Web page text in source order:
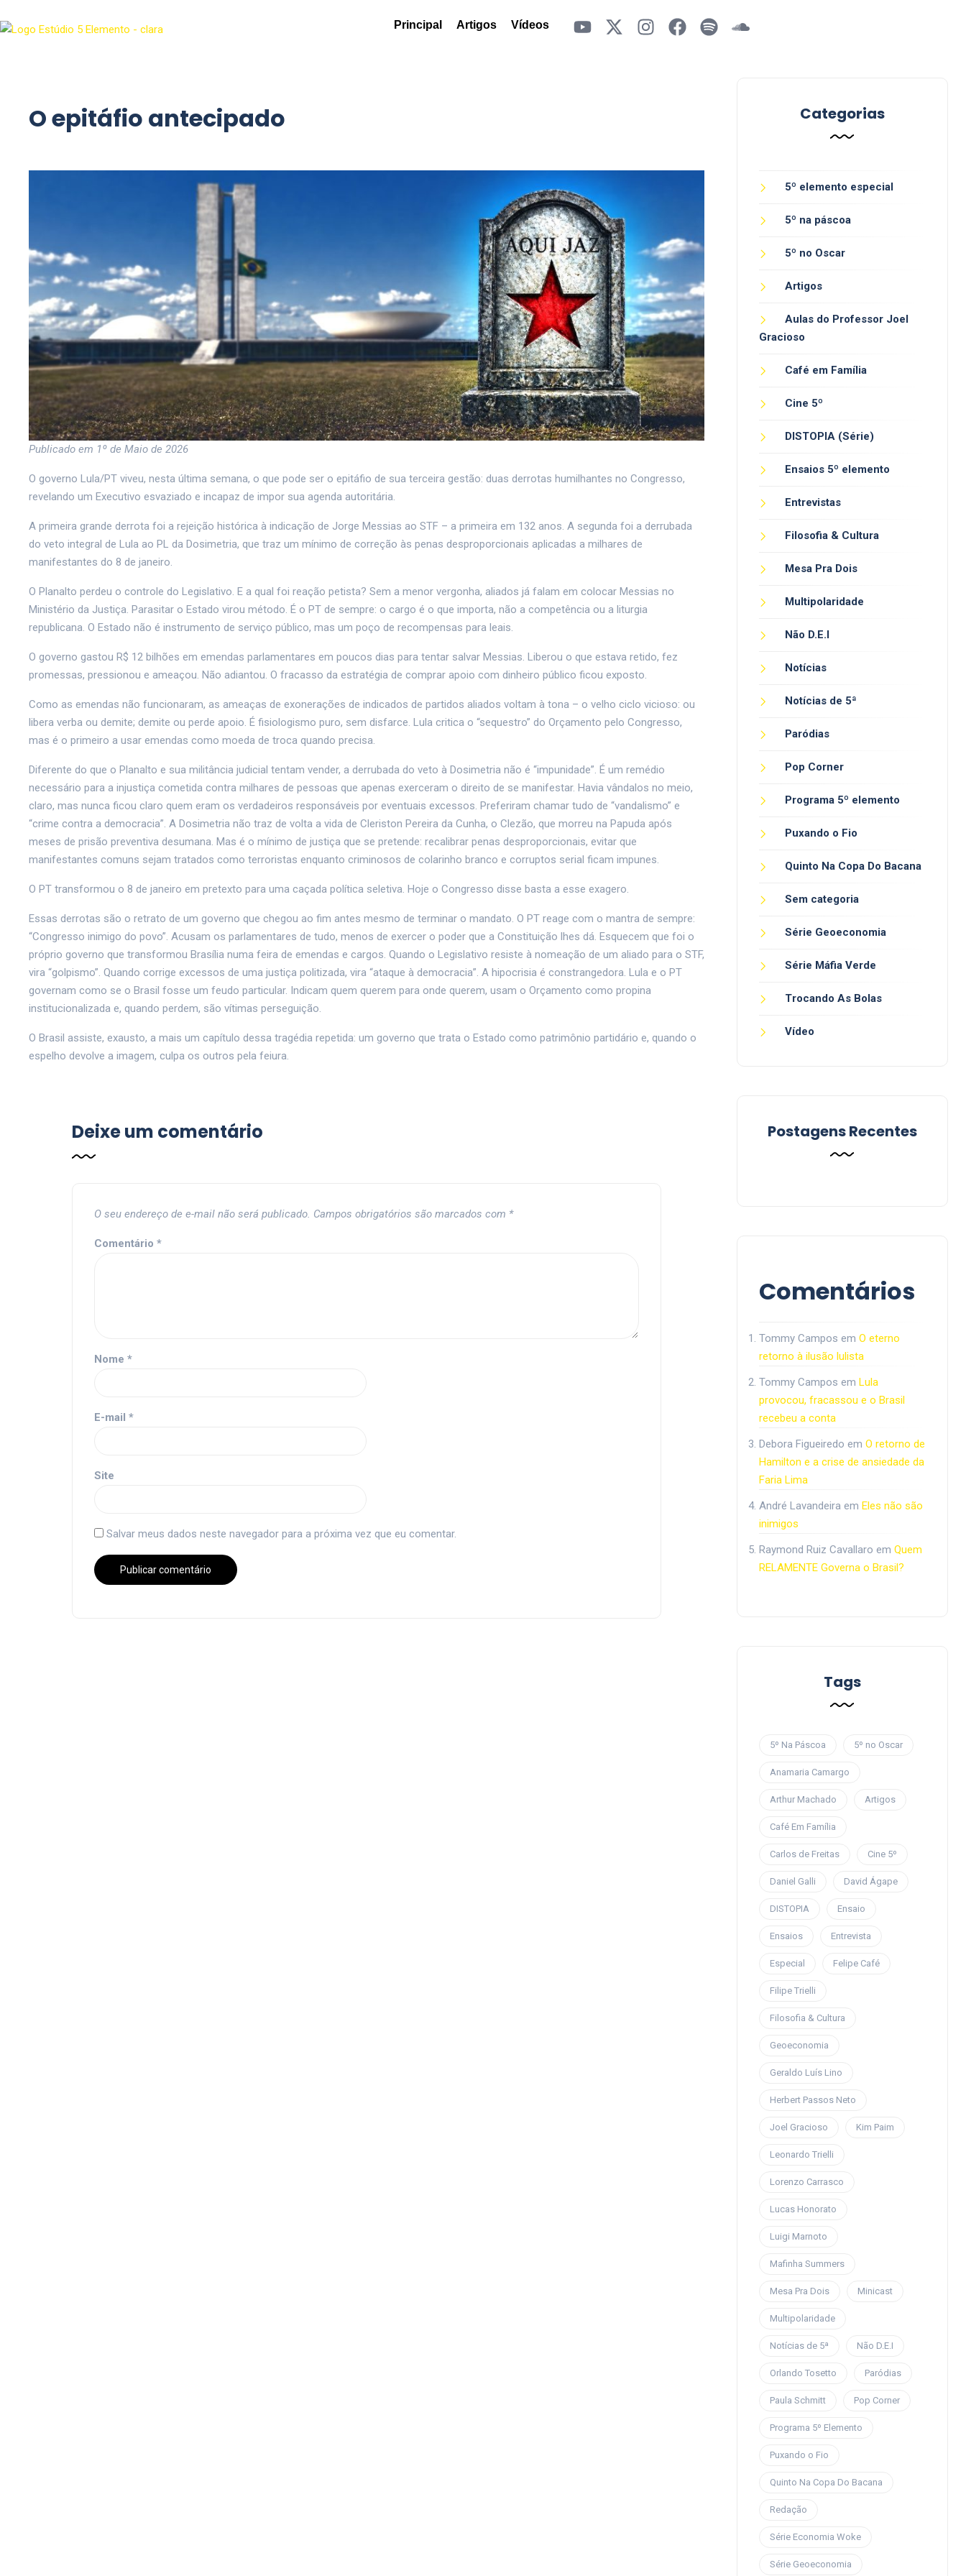
Principal Artigos Vídeos
O epitáfio antecipado
Publicado em 1º de Maio de 2026
O governo Lula/PT viveu, nesta última semana, o que pode ser o epitáfio de sua terceira gestão: duas derrotas humilhantes no Congresso,
revelando um Executivo esvaziado e incapaz de impor sua agenda autoritária.
A primeira grande derrota foi a rejeição histórica à indicação de Jorge Messias ao STF – a primeira em 132 anos. A segunda foi a derrubada
do veto integral de Lula ao PL da Dosimetria, que traz um mínimo de correção às penas desproporcionais aplicadas a milhares de
manifestantes do 8 de janeiro.
O Planalto perdeu o controle do Legislativo. E a qual foi reação petista? Sem a menor vergonha, aliados já falam em colocar Messias no
Ministério da Justiça. Parasitar o Estado virou método. É o PT de sempre: o cargo é o que importa, não a competência ou a liturgia
republicana. O Estado não é instrumento de serviço público, mas um poço de recompensas para leais.
O governo gastou R$ 12 bilhões em emendas parlamentares em poucos dias para tentar salvar Messias. Liberou o que estava retido, fez
promessas, pressionou e ameaçou. Não adiantou. O fracasso da estratégia de comprar apoio com dinheiro público ficou exposto.
Como as emendas não funcionaram, as ameaças de exonerações de indicados de partidos aliados voltam à tona – o velho ciclo vicioso: ou
libera verba ou demite; demite ou perde apoio. É fisiologismo puro, sem disfarce. Lula critica o “sequestro” do Orçamento pelo Congresso,
mas é o primeiro a usar emendas como moeda de troca quando precisa.
Diferente do que o Planalto e sua militância judicial tentam vender, a derrubada do veto à Dosimetria não é “impunidade”. É um remédio
necessário para a injustiça cometida contra milhares de pessoas que apenas exerceram o direito de se manifestar. Havia vândalos no meio,
claro, mas nunca ficou claro quem eram os verdadeiros responsáveis por eventuais excessos. Preferiram chamar tudo de “vandalismo” e
“crime contra a democracia”. A Dosimetria não traz de volta a vida de Cleriston Pereira da Cunha, o Clezão, que morreu na Papuda após
meses de prisão preventiva desumana. Mas é o mínimo de justiça que se pretende: recalibrar penas desproporcionais, evitar que
manifestantes comuns sejam tratados como terroristas enquanto criminosos de colarinho branco e corruptos serial ficam impunes.
O PT transformou o 8 de janeiro em pretexto para uma caçada política seletiva. Hoje o Congresso disse basta a esse exagero.
Essas derrotas são o retrato de um governo que chegou ao fim antes mesmo de terminar o mandato. O PT reage com o mantra de sempre:
“Congresso inimigo do povo”. Acusam os parlamentares de tudo, menos de exercer o poder que a Constituição lhes dá. Esquecem que foi o
próprio governo que transformou Brasília numa feira de emendas e cargos. Quando o Legislativo resiste à nomeação de um aliado para o STF,
vira “golpismo”. Quando corrige excessos de uma justiça politizada, vira “ataque à democracia”. A hipocrisia é constrangedora. Lula e o PT
governam como se o Brasil fosse um feudo particular. Indicam quem querem para onde querem, usam o Orçamento como propina
institucionalizada e, quando perdem, são vítimas perseguição.
O Brasil assiste, exausto, a mais um capítulo dessa tragédia repetida: um governo que trata o Estado como patrimônio partidário e, quando o
espelho devolve a imagem, culpa os outros pela feiura.
Deixe um comentário
O seu endereço de e-mail não será publicado. Campos obrigatórios são marcados com *
Comentário *
Nome *
E-mail *
Site
Salvar meus dados neste navegador para a próxima vez que eu comentar.
Categorias
5º elemento especial
5º na páscoa
5º no Oscar
Artigos
Aulas do Professor Joel
Gracioso
Café em Família
Cine 5º
DISTOPIA (Série)
Ensaios 5º elemento
Entrevistas
Filosofia & Cultura
Mesa Pra Dois
Multipolaridade
Não D.E.I
Notícias
Notícias de 5ª
Paródias
Pop Corner
Programa 5º elemento
Puxando o Fio
Quinto Na Copa Do Bacana
Sem categoria
Série Geoeconomia
Série Máfia Verde
Trocando As Bolas
Vídeo
Postagens Recentes
Comentários
Tommy Campos em O eterno
retorno à ilusão lulista
Tommy Campos em Lula
provocou, fracassou e o Brasil
recebeu a conta
Debora Figueiredo em O retorno de
Hamilton e a crise de ansiedade da
Faria Lima
André Lavandeiraem Eles não são
inimigos
Raymond Ruiz Cavallaro em Quem
RELAMENTE Governa o Brasil?
Tags
5º Na Páscoa 5º no Oscar
Anamaria Camargo
Arthur Machado Artigos
Café Em Família
Carlos de Freitas Cine 5º
Daniel Galli David Ágape
DISTOPIA Ensaio
Ensaios Entrevista
Especial Felipe Café
Filipe Trielli
Filosofia & Cultura
Geoeconomia
Geraldo Luís Lino
Herbert Passos Neto
Joel Gracioso Kim Paim
Leonardo Trielli
Lorenzo Carrasco
Lucas Honorato
Luigi Marnoto
Mafinha Summers
Mesa Pra Dois Minicast
Multipolaridade
Notícias de 5ª Não D.E.I
Orlando Tosetto Paródias
Paula Schmitt Pop Corner
Programa 5º Elemento
Puxando o Fio
Quinto Na Copa Do Bacana
Redação
Série Economia Woke
Série Geoeconomia